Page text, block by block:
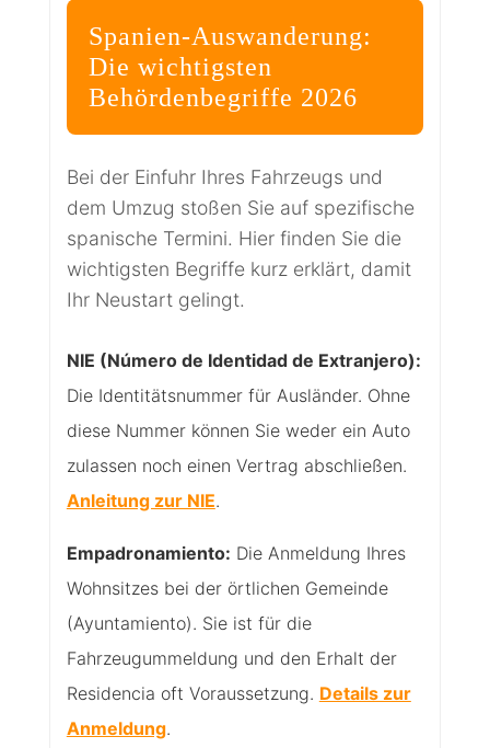
Spanien-Auswanderung:
Die wichtigsten
Behördenbegriffe 2026
Bei der Einfuhr Ihres Fahrzeugs und
dem Umzug stoßen Sie auf spezifische
spanische Termini. Hier finden Sie die
wichtigsten Begriffe kurz erklärt, damit
Ihr Neustart gelingt.
NIE (Número de Identidad de Extranjero):
Die Identitätsnummer für Ausländer. Ohne
diese Nummer können Sie weder ein Auto
zulassen noch einen Vertrag abschließen.
Anleitung zur NIE.
Empadronamiento: Die Anmeldung Ihres
Wohnsitzes bei der örtlichen Gemeinde
(Ayuntamiento). Sie ist für die
Fahrzeugummeldung und den Erhalt der
Residencia oft Voraussetzung. Details zur
Anmeldung.